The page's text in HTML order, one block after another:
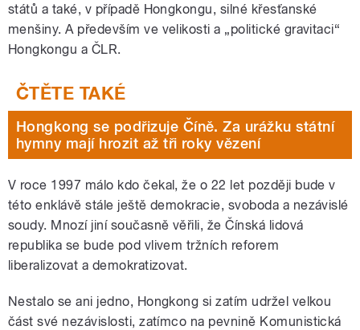
států a také, v případě Hongkongu, silné křesťanské
menšiny. A především ve velikosti a „politické gravitaci“
Hongkongu a ČLR.
Hongkong se podřizuje Číně. Za urážku státní
hymny mají hrozit až tři roky vězení
V roce 1997 málo kdo čekal, že o 22 let později bude v
této enklávě stále ještě demokracie, svoboda a nezávislé
soudy. Mnozí jiní současně věřili, že Čínská lidová
republika se bude pod vlivem tržních reforem
liberalizovat a demokratizovat.
Nestalo se ani jedno, Hongkong si zatím udržel velkou
část své nezávislosti, zatímco na pevnině Komunistická